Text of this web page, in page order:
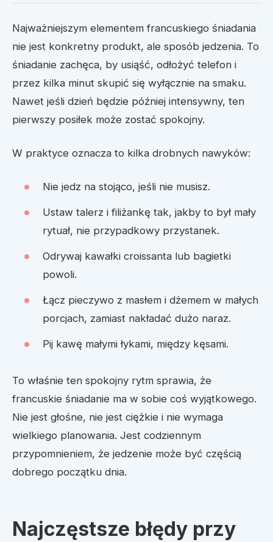
Najważniejszym elementem francuskiego śniadania
nie jest konkretny produkt, ale sposób jedzenia. To
śniadanie zachęca, by usiąść, odłożyć telefon i
przez kilka minut skupić się wyłącznie na smaku.
Nawet jeśli dzień będzie później intensywny, ten
pierwszy posiłek może zostać spokojny.
W praktyce oznacza to kilka drobnych nawyków:
Nie jedz na stojąco, jeśli nie musisz.
Ustaw talerz i filiżankę tak, jakby to był mały
rytuał, nie przypadkowy przystanek.
Odrywaj kawałki croissanta lub bagietki
powoli.
Łącz pieczywo z masłem i dżemem w małych
porcjach, zamiast nakładać dużo naraz.
Pij kawę małymi łykami, między kęsami.
To właśnie ten spokojny rytm sprawia, że
francuskie śniadanie ma w sobie coś wyjątkowego.
Nie jest głośne, nie jest ciężkie i nie wymaga
wielkiego planowania. Jest codziennym
przypomnieniem, że jedzenie może być częścią
dobrego początku dnia.
Najczęstsze błędy przy